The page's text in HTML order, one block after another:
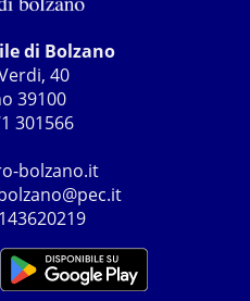
di Bolzano
40
39100
301566
bolzano.it